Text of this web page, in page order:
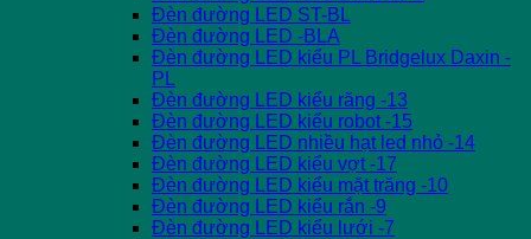
Đèn đường LED ST-BL
Đèn đường LED -BLA
Đèn đường LED kiểu PL Bridgelux Daxin -
PL
Đèn đường LED kiểu răng -13
Đèn đường LED kiểu robot -15
Đèn đường LED nhiều hạt led nhỏ -14
Đèn đường LED kiểu vợt -17
Đèn đường LED kiểu mặt trăng -10
Đèn đường LED kiểu rắn -9
Đèn đường LED kiểu lưới -7